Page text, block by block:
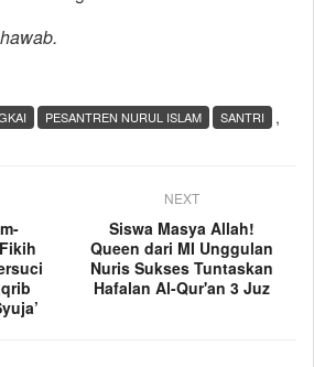
,
PESANTREN NURUL ISLAM SANTRI
NEXT
Siswa Masya Allah!
Queen dari MI Unggulan
Nuris Sukses Tuntaskan
Hafalan Al-Qur'an 3 Juz